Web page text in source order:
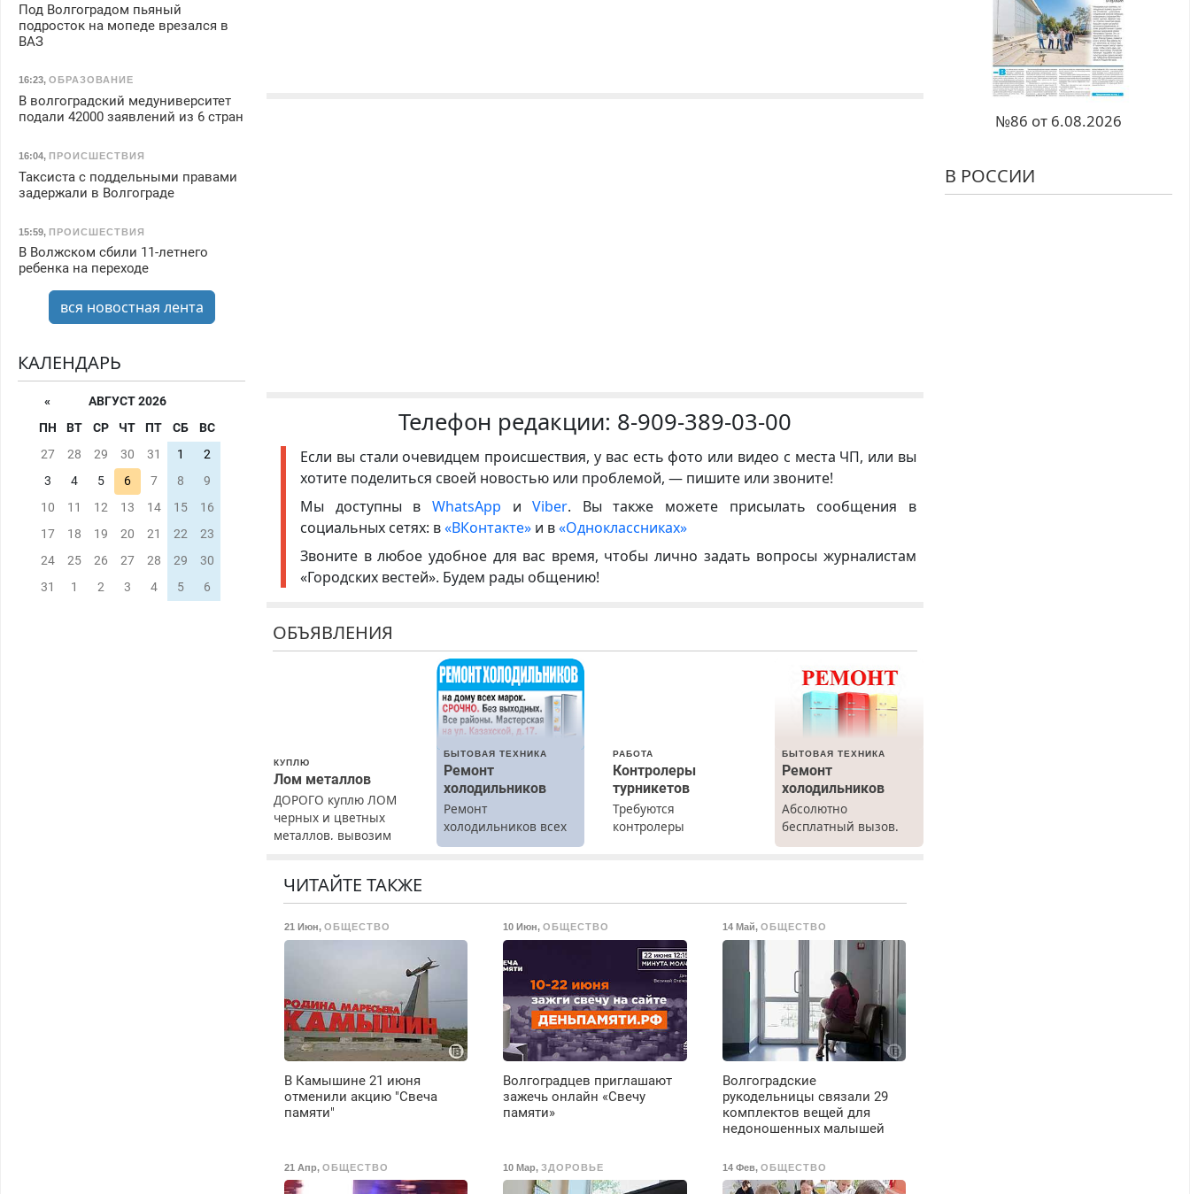
Телефон редакции: 8-909-389-03-00
Если вы стали очевидцем происшествия, у вас есть фото или видео с места ЧП, или вы
хотите поделиться своей новостью или проблемой, — пишите или звоните!
Мы доступны в WhatsApp иViber. Вы также можете присылать сообщения в
социальных сетях: в«ВКонтакте» и в«Одноклассниках»
Звоните в любое удобное для вас время, чтобы лично задать вопросы журналистам
«Городских вестей». Будем рады общению!
ОБЪЯВЛЕНИЯ
КУПЛЮ
Лом металлов
ДОРОГО куплю ЛОМ
черных и цветных
металлов, вывозим
БЫТОВАЯ ТЕХНИКА
Ремонт
холодильников
Ремонт
холодильников всех
марок на дому.
РАБОТА
Контролеры
турникетов
Требуются
контролеры
ТК РФ. График работы
любой. Бесплатное
проживание. З/п – до
96000 рублей до
вычета налогов.
Ежемесячно
выплачивается
денежная премия.
Возможно бесплатное
обучение, получение
документов, работа
безопасности с з/п до
125000 руб.
БЫТОВАЯ ТЕХНИКА
Ремонт
холодильников
Абсолютно
бесплатный вызов.
Ремонт
выходных.
Пенсионерам –
скидки до 40%.
Мастер со стажем.
ЧИТАЙТЕ ТАКЖЕ
21 Июн,ОБЩЕСТВО
В Камышине 21 июня
отменили акцию "Свеча
памяти"
10 Июн,ОБЩЕСТВО
Волгоградцев приглашают
зажечь онлайн «Свечу
памяти»
14 Май, ОБЩЕСТВО
Волгоградские
рукодельницы связали 29
комплектов вещей для
недоношенных малышей
21 Апр,ОБЩЕСТВО 10 Мар,ЗДОРОВЬЕ 14 Фев, ОБЩЕСТВО
Под Волгоградом пьяный
подросток на мопеде врезался в
ВАЗ
16:23, ОБРАЗОВАНИЕ
В волгоградский медуниверситет
подали 42000 заявлений из 6 стран
16:04, ПРОИСШЕСТВИЯ
Таксиста с поддельными правами
задержали в Волгограде
15:59, ПРОИСШЕСТВИЯ
В Волжском сбили 11-летнего
ребенка на переходе
вся новостная лента
КАЛЕНДАРЬ
«
АВГУСТ 2026
ПН
ВТ СР ЧТ ПТ СБ
ВС
27
28 29 30 31 1
2
3
4 5 6 7 8
9
10
11 12 13 14 15
16
17
18 19 20 21 22
23
24
25 26 27 28 29
30
31
1 2 3 4 5 6
№86 от 6.08.2026
В РОССИИ